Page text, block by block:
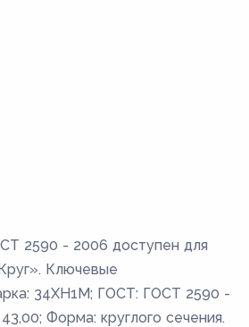
2590 - 2006 доступен для
Ключевые
34ХН1М; ГОСТ: ГОСТ 2590 -
Форма: круглого сечения.